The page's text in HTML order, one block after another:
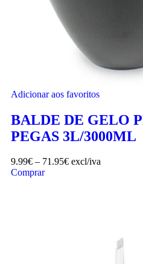
Adicionar aos favoritos
BALDE DE GELO
PEGAS 3L/3000ML
9.99€ – 71.95€ excl/iva
Comprar